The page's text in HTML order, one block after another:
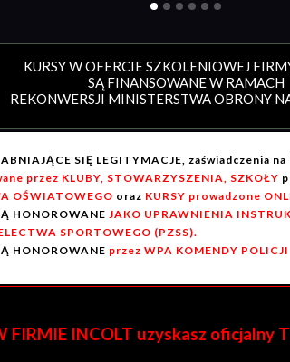
KURSY W OFERCIE SZKOLENIOWEJ
SĄ FINANSOWANE W RAMACH
REKONWERSJI MINISTERSTWA OBRONY
SIĘ LEGITYMACJE, zaświadczenia
przez KLUBY, STOWARZYSZENIA, SZKOŁY
OŚWIATOWEGO oraz KURSY prowadzone
HONOROWANE JAKO UPRAWNIENIA
SPORTOWEGO (PZSS).
HONOROWANE przez WPA KOMENDY POLICJI
FIRMIE INCOLT uzyskasz oficjalny